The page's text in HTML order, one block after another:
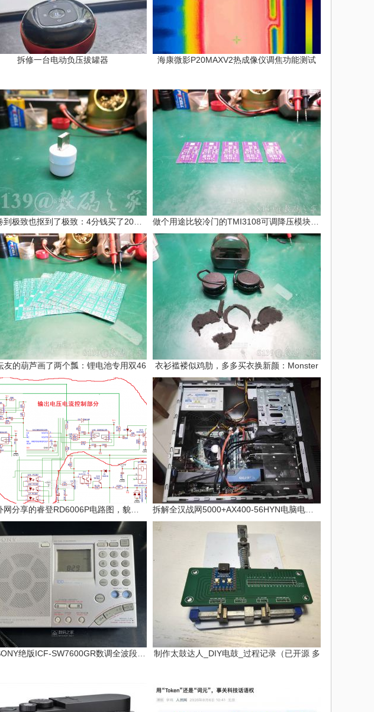
拆修一台电动负压拔罐器 海康微影P20MAXV2热成像仪调焦功能测试
友的葫芦画了两个瓢：锂电池专用双46 衣衫褴褛似鸡肋，多多买衣换新颜：Monster
制作太鼓达人_DIY电鼓_过程记录（已开源 多